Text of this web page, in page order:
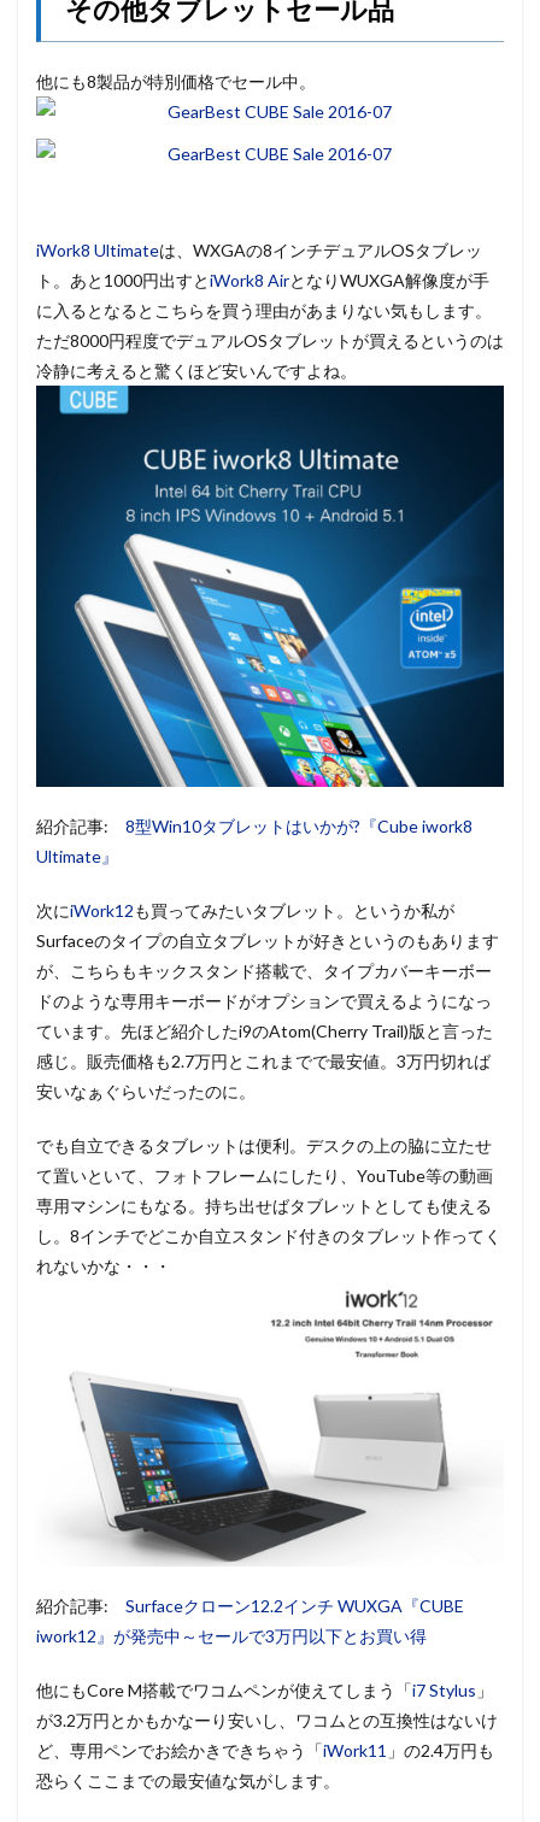
その他タブレットセール品
他にも8製品が特別価格でセール中。
iWork8 Ultimateは、WXGAの8インチデュアルOSタブレッ
ト。あと1000円出すとiWork8 AirとなりWUXGA解像度が手
に入るとなるとこちらを買う理由があまりない気もします。
ただ8000円程度でデュアルOSタブレットが買えるというのは
冷静に考えると驚くほど安いんですよね。
紹介記事: 8型Win10タブレットはいかが?『Cube iwork8
Ultimate』
次にiWork12も買ってみたいタブレット。というか私が
Surfaceのタイプの自立タブレットが好きというのもあります
が、こちらもキックスタンド搭載で、タイプカバーキーボー
ドのような専用キーボードがオプションで買えるようになっ
ています。先ほど紹介したi9のAtom(Cherry Trail)版と言った
感じ。販売価格も2.7万円とこれまでで最安値。3万円切れば
安いなぁぐらいだったのに。
でも自立できるタブレットは便利。デスクの上の脇に立たせ
て置いといて、フォトフレームにしたり、YouTube等の動画
専用マシンにもなる。持ち出せばタブレットとしても使える
し。8インチでどこか自立スタンド付きのタブレット作ってく
れないかな・・・
紹介記事: Surfaceクローン12.2インチ WUXGA『CUBE
iwork12』が発売中～セールで3万円以下とお買い得
他にもCore M搭載でワコムペンが使えてしまう「i7 Stylus 」
が3.2万円とかもかなーり安いし、ワコムとの互換性はないけ
ど、専用ペンでお絵かきできちゃう「iWork11 」の2.4万円も
恐らくここまでの最安値な気がします。